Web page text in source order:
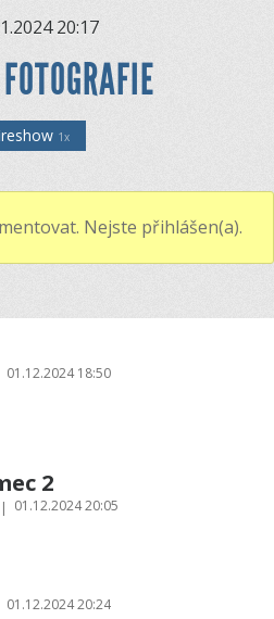
20:17
1x
Nejste přihlášen(a).
01.12.2024 18:50
2
01.12.2024 20:05
01.12.2024 20:24